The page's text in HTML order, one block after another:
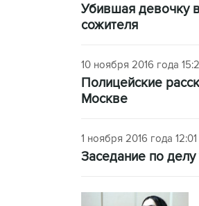
Убившая девочку
сожителя
10 ноября 2016 года
Полицейские
Москве
1 ноября 2016 года 12:01
Заседание по